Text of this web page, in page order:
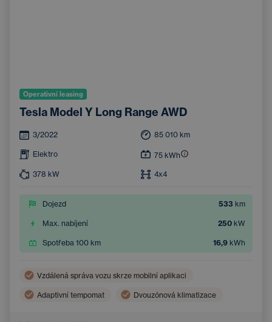
Operativní leasing
Tesla Model Y Long Range AWD
3/2022 85 010 km
Elektro 75 kWh
378 kW 4x4
Dojezd 533 km
Max. nabíjení 250 kW
Spotřeba 100 km 16,9 kWh
Vzdálená správa vozu skrze mobilní aplikaci
Adaptivní tempomat Dvouzónová klimatizace